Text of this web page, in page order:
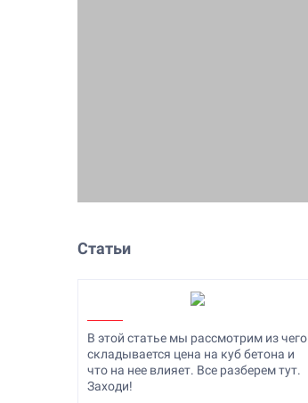
Статьи
В этой статье мы рассмотрим из чего
складывается цена на куб бетона и
что на нее влияет. Все разберем тут.
Заходи!